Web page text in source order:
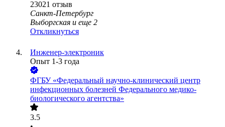
23021 отзыв
Санкт-Петербург
Выборгская и еще 2
Откликнуться
Инженер-электроник
Опыт 1-3 года
ФГБУ «Федеральный научно-клинический центр
инфекционных болезней Федерального медико-
биологического агентства»
3.5